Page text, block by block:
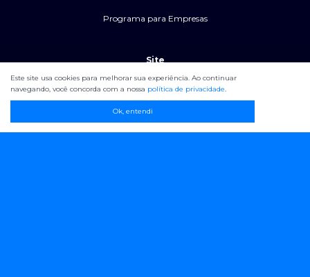
Programa para Empresas
Site
Software de Cálculos
Este site usa cookies para melhorar sua experiência. Ao continuar
navegando, você concorda com a nossa política de privacidade.
Ok, entendi